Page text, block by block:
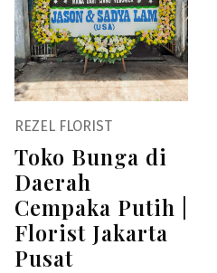
REZEL FLORIST
Toko Bunga di
Daerah
Cempaka Putih |
Florist Jakarta
Pusat